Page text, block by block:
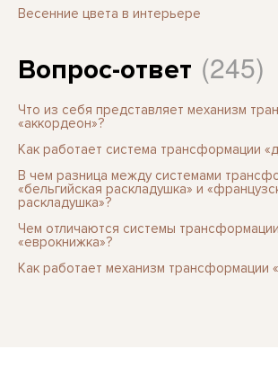
Весенние цвета в интерьере
Вопрос-ответ (245)
Что из себя представляет механизм
«аккордеон»?
Как работает система трансформации
В чем разница между системами
«бельгийская раскладушка» и
раскладушка»?
Чем отличаются системы
«еврокнижка»?
Как работает механизм трансформации